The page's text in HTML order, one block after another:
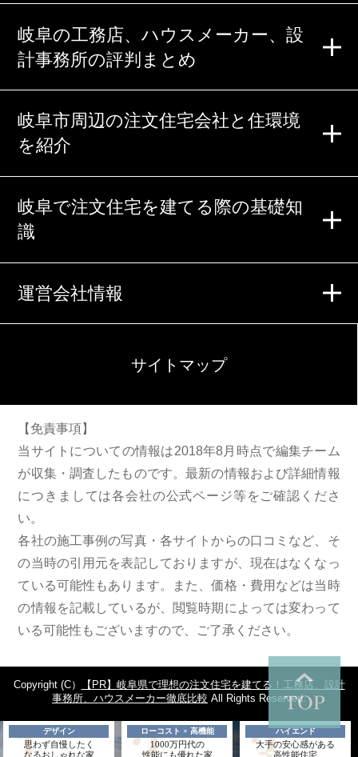
デザイン
思わず自慢したく
なるおしゃれな家
ローコスト × 高機能
1000万円代の
性能にも優れた家
ハイエンド
大手の安心感がある
高性能住宅
岐阜の工務店、ハウスメーカー、設
計事務所の評判まとめ
岐阜市周辺の注文住宅会社と住環境
を紹介
岐阜で注文住宅を建てる際の基礎知
識
運営会社情報
サイトマップ
【免責事項】
当サイトについての情報は2018年8月時点で編集チーム
が収集・調査したものです。最新の情報および詳細情報
につきましては各会社の公式ページ等をご確認くださ
い。
各社の施工事例の写真・各サイトからの口コミなど、そ
の当時の引用元を表記しておりますが、現在はなくなっ
ている可能性もあります。また、価格・費用などは当時
の情報を記載しているが、閲覧時期によっては変わって
いる可能性もございますので、ご了承ください。
Copyright (C）
岐阜県で理想の注文住宅を建てる！工務店、設計
事務所、ハウスメーカー徹底比較 All Rights Reserved.